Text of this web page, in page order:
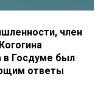
член
в Госдуме был
ответы